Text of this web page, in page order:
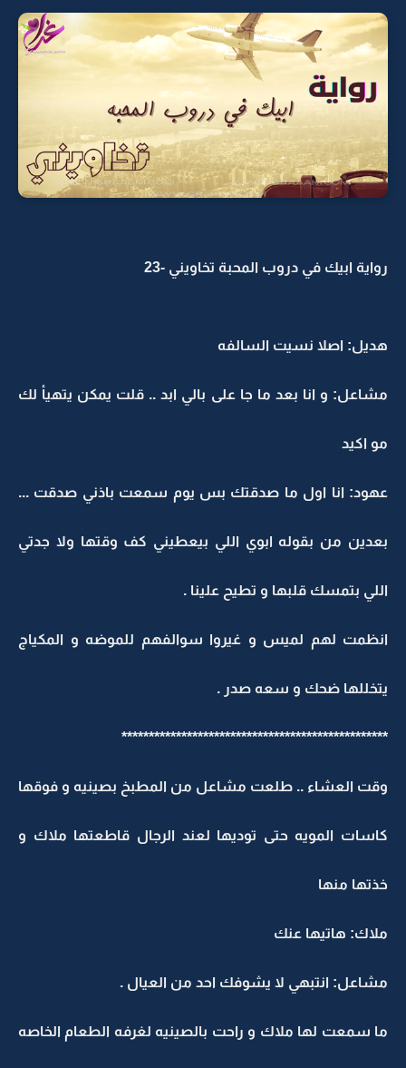
رواية ابيك في دروب المحبة تخاويني -23
هديل: اصلا نسيت السالفه
مشاعل: و انا بعد ما جا على بالي ابد .. قلت يمكن يتهيأ لك
مو اكيد
عهود: انا اول ما صدقتك بس يوم سمعت باذني صدقت ...
بعدين من بقوله ابوي اللي بيعطيني كف وقتها ولا جدتي
اللي بتمسك قلبها و تطيح علينا .
انظمت لهم لميس و غيروا سوالفهم للموضه و المكياج
يتخللها ضحك و سعه صدر .
*************************************************
وقت العشاء .. طلعت مشاعل من المطبخ بصينيه و فوقها
كاسات المويه حتى توديها لعند الرجال قاطعتها ملاك و
خذتها منها
ملاك: هاتيها عنك
مشاعل: انتبهي لا يشوفك احد من العيال .
ما سمعت لها ملاك و راحت بالصينيه لغرفه الطعام الخاصه